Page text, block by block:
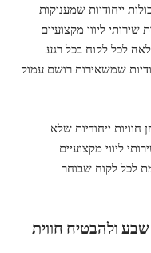
ייחודיות שמעניקות
שירותי ליווי מקצועיים
לכל לקוח בכל רגע.
שמשאירות רושם עמוק
חוויות ייחודיות שלא
ליווי מקצועיים
לכל לקוח שבוחר
שבע ולהבטיח חווית